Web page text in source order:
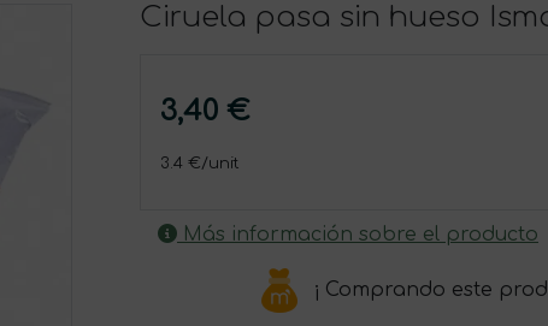
Ciruela pasa sin hueso
3,40 €
3.4 €/unit
Más información sobre el producto
¡ Comprando este